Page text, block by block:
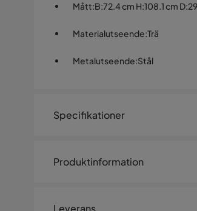
Mått:B:72.4 cm H:108.1 cm
Materialutseende:Trä
Metalutseende:Stål
Specifikationer
Storlek
Produktinformation
Denna möbel kombinerar
Leverans